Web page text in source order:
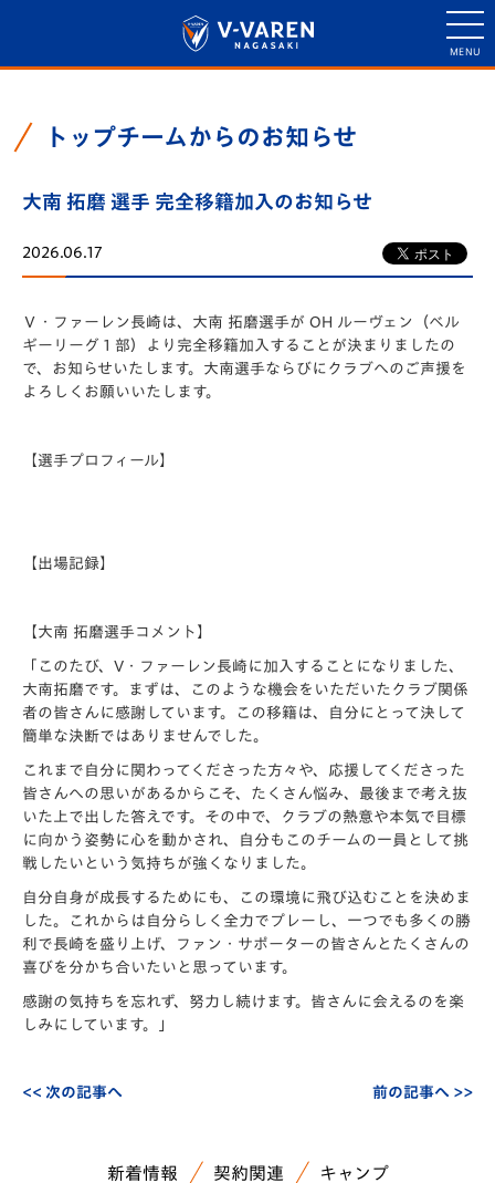
トップチームからのお知らせ
大南 拓磨 選手 完全移籍加入のお知らせ
2026.06.17
Ｖ・ファーレン長崎は、大南 拓磨選手が OH ルーヴェン（ベル
ギーリーグ 1 部）より完全移籍加入することが決まりましたの
で、お知らせいたします。大南選手ならびにクラブへのご声援を
よろしくお願いいたします。
【選手プロフィール】
【出場記録】
【大南 拓磨選手コメント】
「このたび、V・ファーレン長崎に加入することになりました、
大南拓磨です。まずは、このような機会をいただいたクラブ関係
者の皆さんに感謝しています。この移籍は、自分にとって決して
簡単な決断ではありませんでした。
これまで自分に関わってくださった方々や、応援してくださった
皆さんへの思いがあるからこそ、たくさん悩み、最後まで考え抜
いた上で出した答えです。その中で、クラブの熱意や本気で目標
に向かう姿勢に心を動かされ、自分もこのチームの一員として挑
戦したいという気持ちが強くなりました。
自分自身が成長するためにも、この環境に飛び込むことを決めま
した。これからは自分らしく全力でプレーし、一つでも多くの勝
利で長崎を盛り上げ、ファン・サポーターの皆さんとたくさんの
喜びを分かち合いたいと思っています。
感謝の気持ちを忘れず、努力し続けます。皆さんに会えるのを楽
しみにしています。」
<< 次の記事へ 前の記事へ >>
新着情報 契約関連
キャンプ